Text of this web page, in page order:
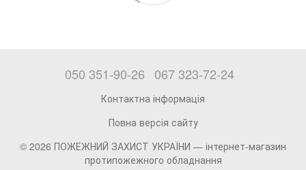
050 351-90-26 067 323-72-24
Контактна інформація
Повна версія сайту
© 2026 ПОЖЕЖНИЙ ЗАХИСТ УКРАЇНИ — інтернет-магазин
протипожежного обладнання